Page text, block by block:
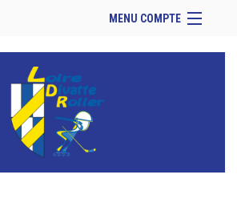
MENU COMPTE
Retour à notre site
Facebook
Se connecter
Panier (vide